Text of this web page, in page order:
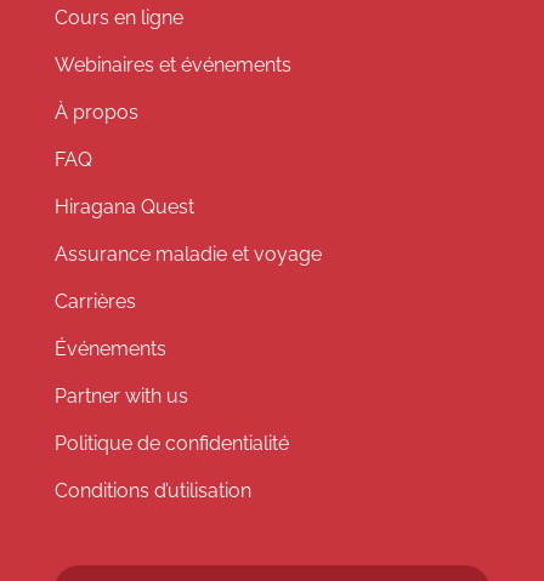
Cours en ligne
Webinaires et événements
À propos
FAQ
Hiragana Quest
Assurance maladie et voyage
Carrières
Événements
Partner with us
Politique de confidentialité
Conditions d’utilisation